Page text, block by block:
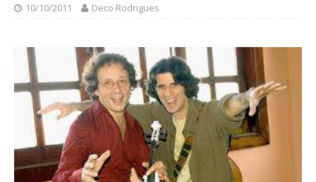
10/10/2011 Deco Rodrigues